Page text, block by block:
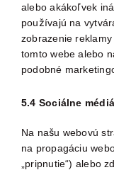
alebo akákoľvek
používajú na
zobrazenie
tomto webe alebo
podobné
5.4 Sociálne médiá
Na našu webovú
na propagáciu
„pripnutie“) alebo